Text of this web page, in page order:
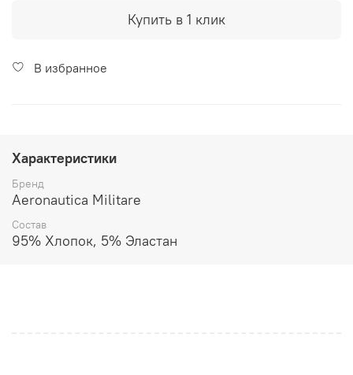
Купить в 1 клик
В избранное
Характеристики
Бренд
Aeronautica Militare
Состав
95% Хлопок, 5% Эластан